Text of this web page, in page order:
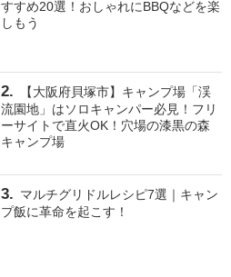
すすめ20選！おしゃれにBBQなどを楽
しもう
【大阪府貝塚市】キャンプ場「渓
流園地」はソロキャンパー必見！フリ
ーサイトで直火OK！穴場の漆黒の森
キャンプ場
マルチグリドルレシピ7選｜キャン
プ飯に革命を起こす！